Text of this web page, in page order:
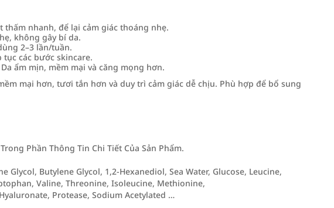
thấm nhanh, để lại cảm giác thoáng nhẹ.
không gây bí da.
2–3 lần/tuần.
tục các bước skincare.
Da ẩm mịn, mềm mại và căng mọng hơn.
mại hơn, tươi tắn hơn và duy trì cảm giác dễ chịu. Phù hợp để bổ sung
Phần Thông Tin Chi Tiết Của Sản Phẩm.
Glycol, Butylene Glycol, 1,2-Hexanediol, Sea Water, Glucose, Leucine,
Valine, Threonine, Isoleucine, Methionine,
Protease, Sodium Acetylated …